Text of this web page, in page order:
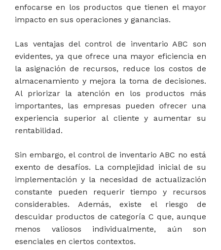
enfocarse en los productos que tienen el mayor
impacto en sus operaciones y ganancias.
Las ventajas del control de inventario ABC son
evidentes, ya que ofrece una mayor eficiencia en
la asignación de recursos, reduce los costos de
almacenamiento y mejora la toma de decisiones.
Al priorizar la atención en los productos más
importantes, las empresas pueden ofrecer una
experiencia superior al cliente y aumentar su
rentabilidad.
Sin embargo, el control de inventario ABC no está
exento de desafíos. La complejidad inicial de su
implementación y la necesidad de actualización
constante pueden requerir tiempo y recursos
considerables. Además, existe el riesgo de
descuidar productos de categoría C que, aunque
menos valiosos individualmente, aún son
esenciales en ciertos contextos.